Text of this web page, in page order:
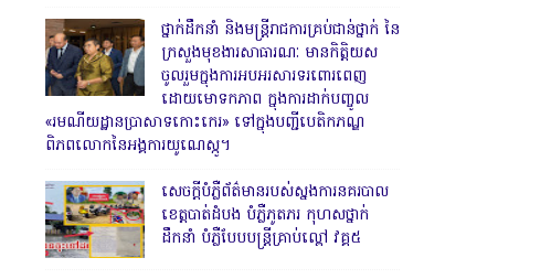
ថ្នាក់ដឹកនាំ និងមន្ត្រីរាជការគ្រប់ជាន់ថ្នាក់ នៃ
ក្រសួងមុខងារសាធារណៈ មានកិត្តិយស
ចូលរួមក្នុងការអបអរសារទរពោរពេញ
ដោយមោទកភាព ក្នុងការដាក់បញ្ចូល
«រមណីយដ្ឋានប្រាសាទកោះកេរ» ទៅក្នុងបញ្ជីបេតិកភណ្ឌ
ពិភពលោកនៃអង្គការយូណេស្កូ។
សេចក្តីបំភ្លឺព័ត៌មានរបស់ស្នងការនគរបាល
ខេត្តបាត់ដំបង បំភ្លឺភូតភរ កុហសថ្នាក់
ដឹកនាំ បំភ្លឺបែបបន្ត្រីគ្រាប់ល្ពៅ វគ្គ៥